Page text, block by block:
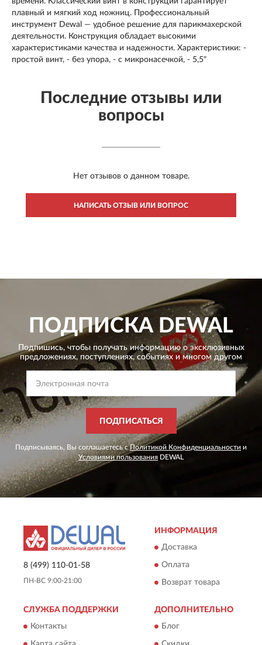
плавный и мягкий ход ножниц. Профессиональный
инструмент Dewal — удобное решение для парикмахерской
деятельности. Конструкция обладает высокими
характеристиками качества и надежности. Характеристики: -
простой винт, - без упора, - с микронасечкой, - 5,5"
Последние отзывы или
вопросы
Нет отзывов о данном товаре.
НАПИСАТЬ ОТЗЫВ ИЛИ ВОПРОС
ПОДПИСКАDEWAL
Подпишись, чтобы получать информацию о эксклюзивных
предложениях, поступлениях, событиях и многом другом
ПОДПИСАТЬСЯ
Подписываясь, Вы соглашаетесь сПолитикой Конфиденциальности и
Условиями пользования DEWAL
8 (499) 110-01-58
ПН-ВС 9:00-21:00
ИНФОРМАЦИЯ
Доставка
Оплата
Возврат товара
СЛУЖБА ПОДДЕРЖКИ
Контакты
ДОПОЛНИТЕЛЬНО
Блог